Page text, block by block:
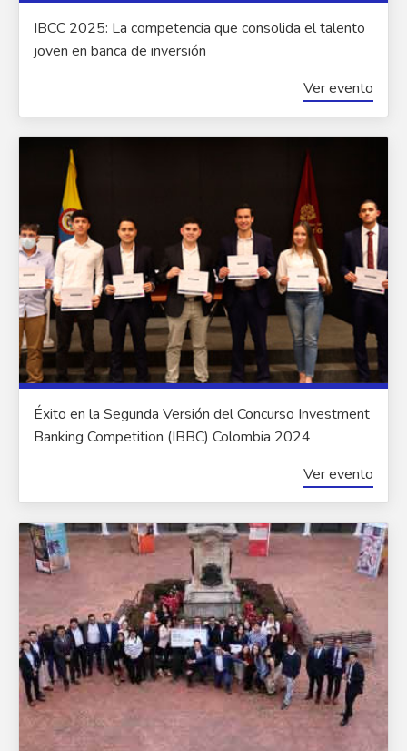
IBCC 2025: La competencia que consolida el talento
joven en banca de inversión
Ver evento
Éxito en la Segunda Versión del Concurso Investment
Banking Competition (IBBC) Colombia 2024
Ver evento